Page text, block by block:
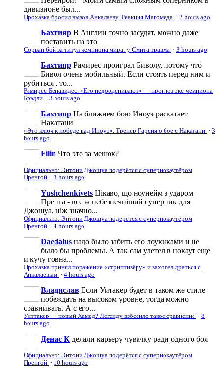
дивизионе был...
Прохазка бросил вызов Анкалаеву. Реакция Магомеда · 2 hours ago
Бахтияр В Англии точно засудят, можно даже
поставить на это
Сорван бой за титул чемпиона мира: у Смита травма · 3 hours ago
Бахтияр Рамирес проиграл Биволу, потому что
Бивол очень мобильный. Если стоять перед ним и
рубиться , то...
Рамирес-Бенавидес. «Его недооценивают» — прогноз экс-чемпиона
Брэдли · 3 hours ago
Бахтияр На ближнем бою Иноуэ раскатает
Накатани
«Это ключ к победе над Иноуэ». Тренер Гарсия о бое с Накатани · 3
hours ago
Filin Что это за мешок?
Официально: Энтони Джошуа подерётся с супернокаутёром
Пренгой · 3 hours ago
Yushchenkivets Цікаво, що ноунейм з ударом
Пренга - все ж небезпечніший суперник для
Джошуа, ніж значно...
Официально: Энтони Джошуа подерётся с супернокаутёром
Пренгой · 4 hours ago
Daedalus надо было забить его лоукиками и не
было бы проблемы. А так сам улетел в нокаут еще
и кучу говна...
Прохазка принял поражение «стриптизёру» и захотел драться с
Анкалаевым · 4 hours ago
Владислав Если Уитакер будет в таком же стиле
побеждать на высоком уровне, тогда можно
сравнивать. А с его...
Уиттакер — новый Хамед? Легенду взбесило такое сравнение · 8
hours ago
Денис К делали карьеру чувачку ради одного боя
Официально: Энтони Джошуа подерётся с супернокаутёром
Пренгой · 10 hours ago